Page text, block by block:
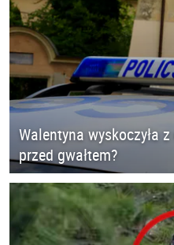
Walentyna wyskoczyła
przed gwałtem?